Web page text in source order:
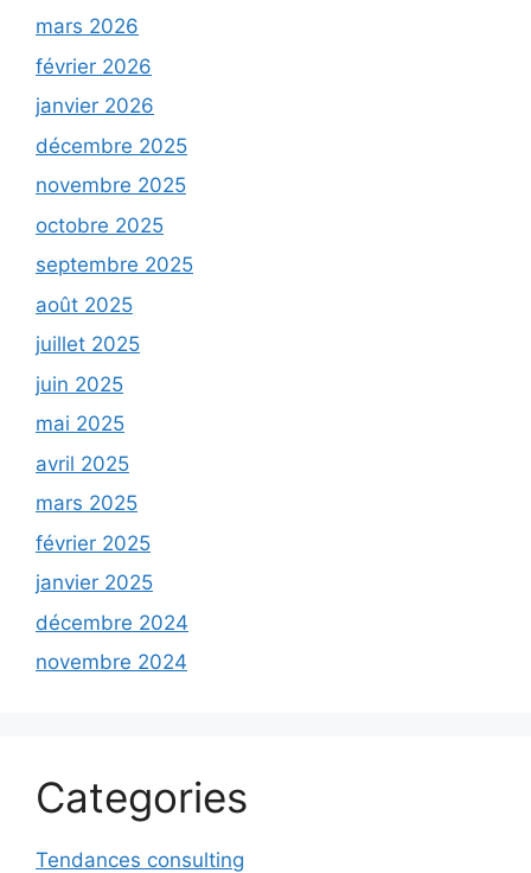
mars 2026
février 2026
janvier 2026
décembre 2025
novembre 2025
octobre 2025
septembre 2025
août 2025
juillet 2025
juin 2025
mai 2025
avril 2025
mars 2025
février 2025
janvier 2025
décembre 2024
novembre 2024
Categories
Tendances consulting